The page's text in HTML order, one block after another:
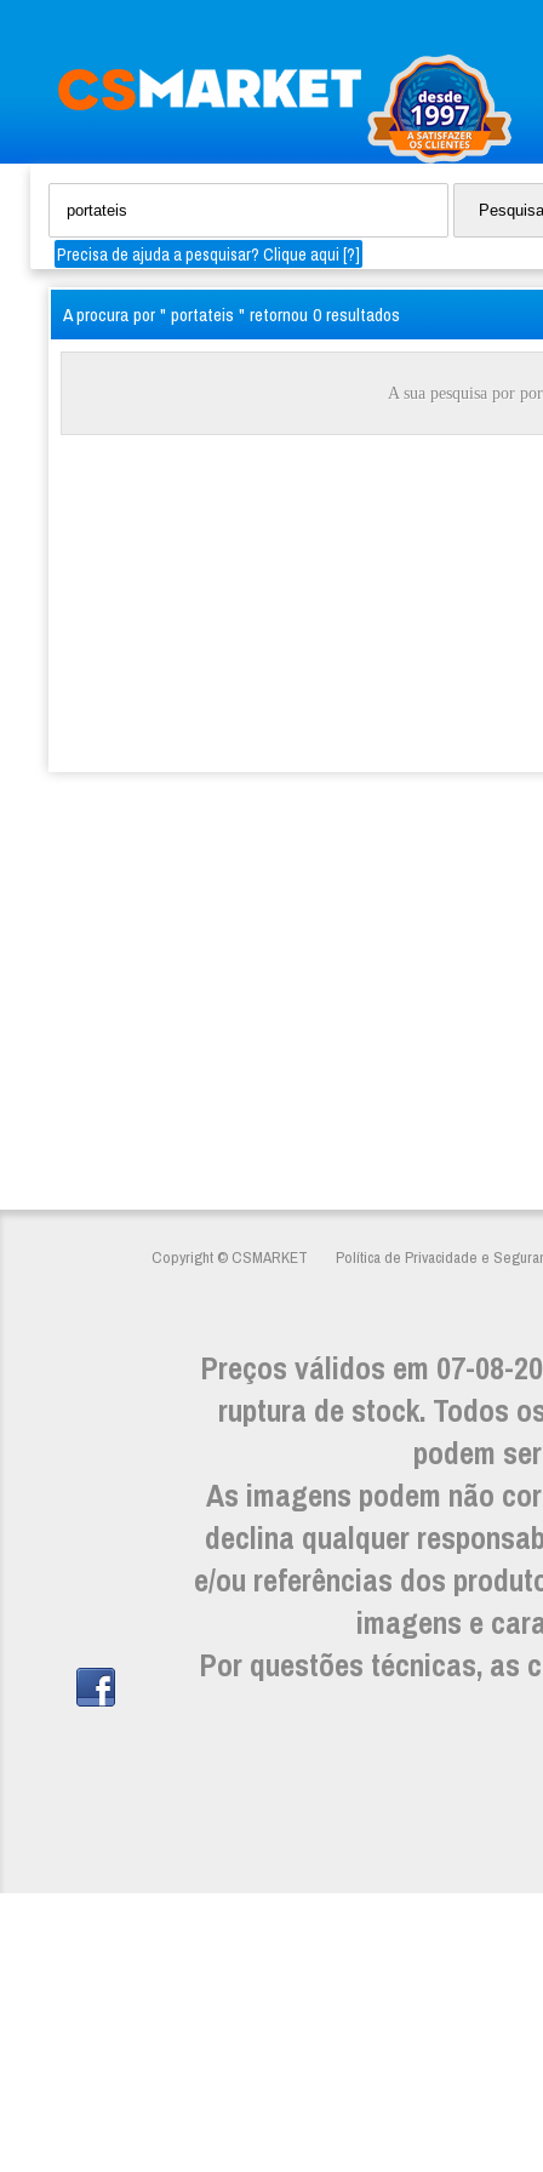
Precisa de ajuda a pesquisar? Clique aqui [?]
A procura por " portateis " retornou 0 resultados
A sua pesquisa por
Copyright © CSMARKET Política de Privacidade e
Preços válidos em 07-08-
ruptura de stock. Todos
podem
As imagens podem não
declina qualquer
e/ou referências dos
imagens e
Por questões técnicas, as